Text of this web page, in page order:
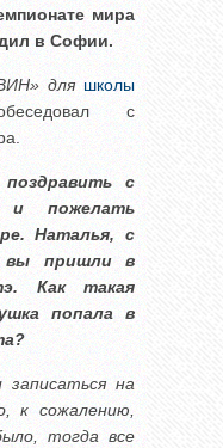
мира
в Софии.
для школы
с
с
и пожелать
Наталья, с
вы пришли в
Как такая
попала в
на
к сожалению,
тогда все